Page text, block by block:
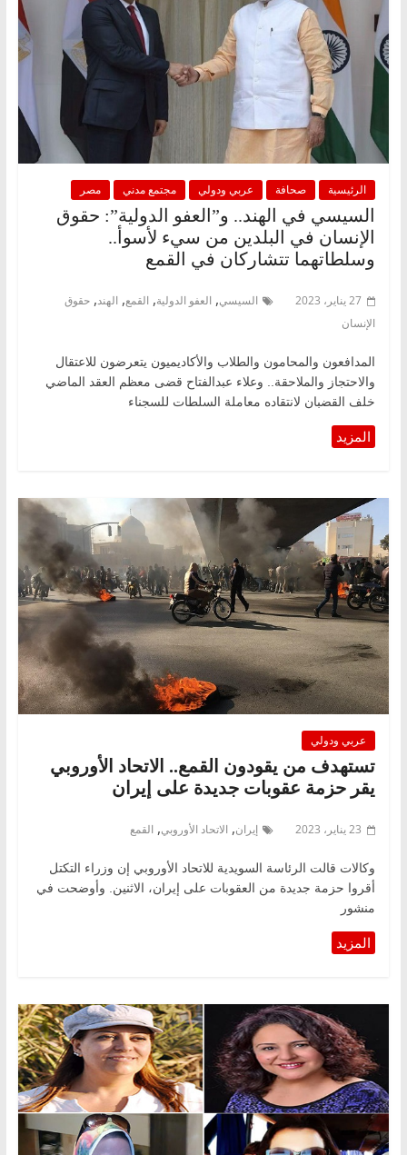
الرئيسية صحافة عربي ودولي مجتمع مدني مصر
السيسي في الهند.. و”العفو الدولية”: حقوق
الإنسان في البلدين من سيء لأسوأ..
وسلطاتهما تتشاركان في القمع
27 يناير، 2023 السيسي, العفو الدولية, القمع, الهند, حقوق
الإنسان
المدافعون والمحامون والطلاب والأكاديميون يتعرضون للاعتقال
والاحتجاز والملاحقة.. وعلاء عبدالفتاح قضى معظم العقد الماضي
خلف القضبان لانتقاده معاملة السلطات للسجناء
عربي ودولي
تستهدف من يقودون القمع.. الاتحاد الأوروبي
يقر حزمة عقوبات جديدة على إيران
23 يناير، 2023 إيران, الاتحاد الأوروبي, القمع
وكالات قالت الرئاسة السويدية للاتحاد الأوروبي إن وزراء التكتل
أقروا حزمة جديدة من العقوبات على إيران، الاثنين. وأوضحت في
منشور